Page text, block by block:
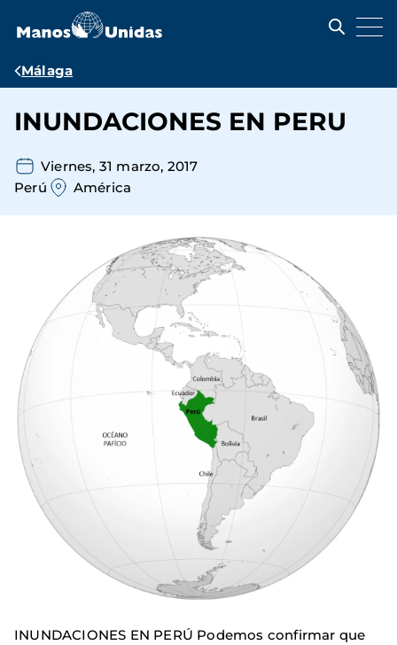
contenido
Ruta
navegación
Málaga
INUNDACIONES EN PERU
Viernes, 31 marzo, 2017
Perú
América
INUNDACIONES EN PERÚ Podemos confirmar que